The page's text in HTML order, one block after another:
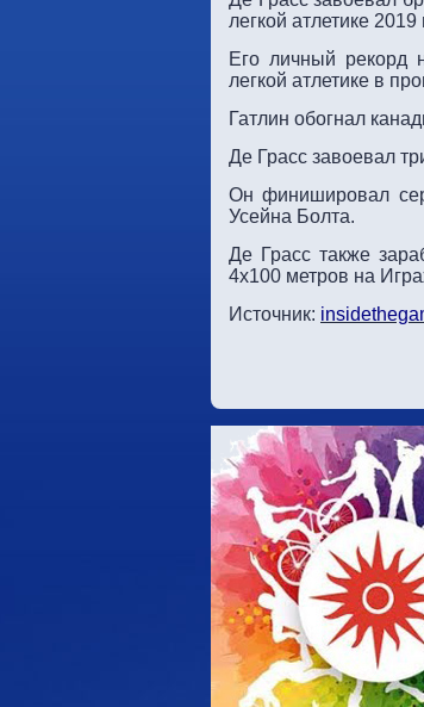
легкой атлетике 2019
Его личный рекорд
легкой атлетике в
Гатлин обогнал
Де Грасс завоевал
Он финишировал
Усейна Болта.
Де Грасс также
4х100 метров на
Источник: